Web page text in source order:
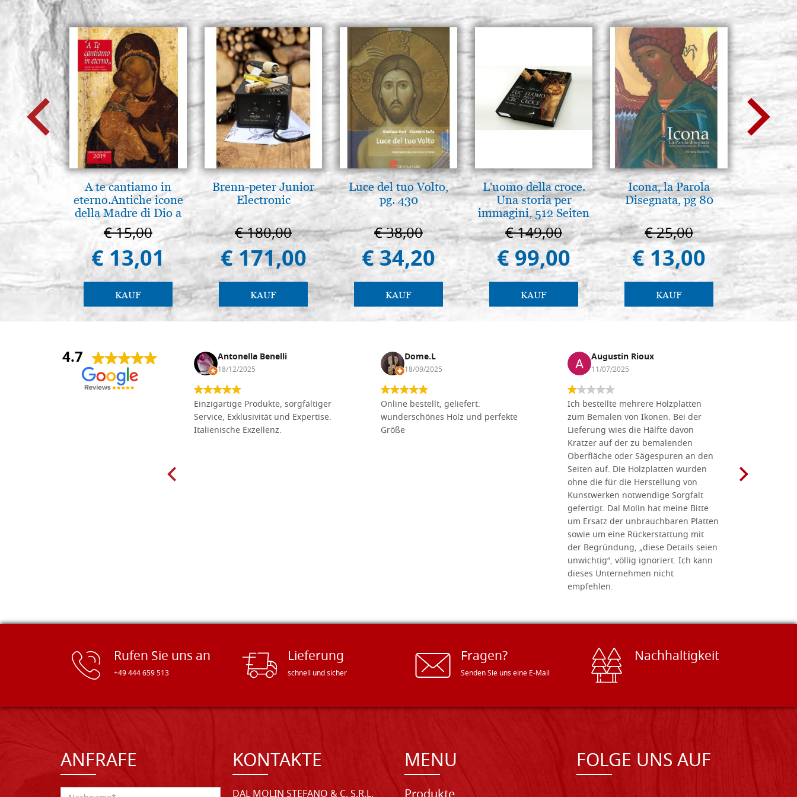
A te cantiamo in
eterno.Antiche icone
della Madre di Dio a
Vladimir e Suzdal
(libro-cal. 2019)
€ 15,00
€ 13,01
KAUF
Brenn-peter Junior
Electronic
€ 180,00
€ 171,00
KAUF
Luce del tuo Volto,
pg. 430
€ 38,00
€ 34,20
KAUF
L'uomo della croce.
Una storia per
immagini, 512 Seiten
€ 149,00
€ 99,00
KAUF
Icona, la Parola
Disegnata, pg 80
€ 25,00
€ 13,00
KAUF
Mutter
€
€
4.7
Anna Maria Negri Antonella Benelli
18/12/2025
Einzigartige Produkte, sorgfältiger
Service, Exklusivität und Expertise.
Italienische Exzellenz.
Dome.L
18/09/2025
Online bestellt, geliefert:
wunderschönes Holz und perfekte
Größe
Augustin Rioux
11/07/2025
Ich bestellte mehrere Holzplatten
zum Bemalen von Ikonen. Bei der
Lieferung wies die Hälfte davon
Kratzer auf der zu bemalenden
Oberfläche oder Sägespuren an den
Seiten auf. Die Holzplatten wurden
ohne die für die Herstellung von
Kunstwerken notwendige Sorgfalt
gefertigt. Dal Molin hat meine Bitte
um Ersatz der unbrauchbaren Platten
sowie um eine Rückerstattung mit
der Begründung, „diese Details seien
unwichtig“, völlig ignoriert. Ich kann
dieses Unternehmen nicht
empfehlen.
Rufen Sie uns an
+49 444 659 513
Lieferung
schnell und sicher
Fragen?
Senden Sie uns eine E-Mail
Nachhaltigkeit
ANFRAFE KONTAKTE MENU FOLGE UNS AUF